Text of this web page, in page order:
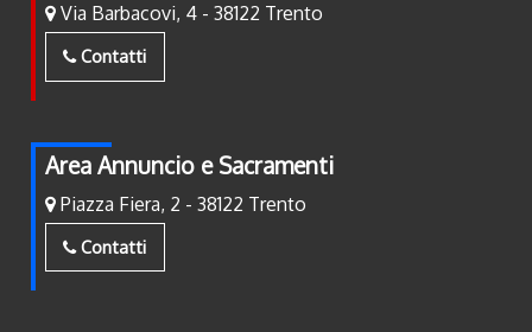
Via Barbacovi, 4 - 38122 Trento
Contatti
Area Annuncio e Sacramenti
Piazza Fiera, 2 - 38122 Trento
Contatti